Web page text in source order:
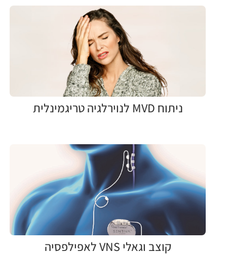
ניתוח MVD לנוירלגיה טריגמינלית
קוצב וגאלי VNS לאפילפסיה